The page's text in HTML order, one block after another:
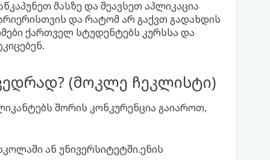
მასზე და შეავსეთ აპლიკაცია
და რატომ არ გაქვთ გადახდის
ქართველ სტუდენტებს კურსსა და
(მოკლე ჩეკლისტი)
შორის კონკურენცია გაიაროთ,
ან უნივერსიტეტში.ენის